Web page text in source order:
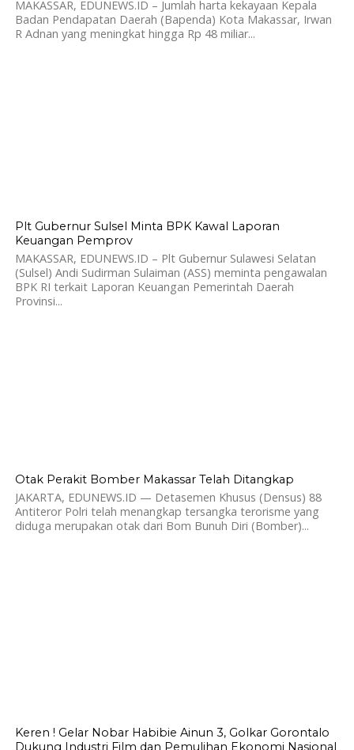
MAKASSAR, EDUNEWS.ID – Jumlah harta kekayaan Kepala
Badan Pendapatan Daerah (Bapenda) Kota Makassar, Irwan
R Adnan yang meningkat hingga Rp 48 miliar...
Plt Gubernur Sulsel Minta BPK Kawal Laporan
Keuangan Pemprov
MAKASSAR, EDUNEWS.ID – Plt Gubernur Sulawesi Selatan
(Sulsel) Andi Sudirman Sulaiman (ASS) meminta pengawalan
BPK RI terkait Laporan Keuangan Pemerintah Daerah
Provinsi...
Otak Perakit Bomber Makassar Telah Ditangkap
JAKARTA, EDUNEWS.ID — Detasemen Khusus (Densus) 88
Antiteror Polri telah menangkap tersangka terorisme yang
diduga merupakan otak dari Bom Bunuh Diri (Bomber)...
740
Keren ! Gelar Nobar Habibie Ainun 3, Golkar Gorontalo
Dukung Industri Film dan Pemulihan Ekonomi Nasional